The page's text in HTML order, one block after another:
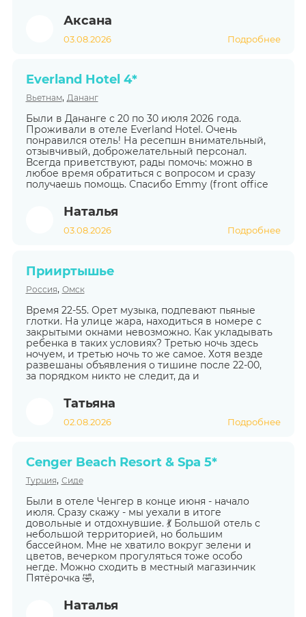
Аксана
03.08.2026 Подробнее
Everland Hotel 4*
Вьетнам, Дананг
Были в Дананге с 20 по 30 июля 2026 года.
Проживали в отеле Everland Hotel. Очень
понравился отель! На ресепшн внимательный,
отзывчивый, доброжелательный персонал.
Всегда приветствуют, рады помочь: можно в
любое время обратиться с вопросом и сразу
получаешь помощь. Спасибо Emmy (front office
Наталья
03.08.2026 Подробнее
Прииртышье
Россия, Омск
Время 22-55. Орет музыка, подпевают пьяные
глотки. На улице жара, находиться в номере с
закрытыми окнами невозможно. Как укладывать
ребенка в таких условиях? Третью ночь здесь
ночуем, и третью ночь то же самое. Хотя везде
развешаны объявления о тишине после 22-00,
за порядком никто не следит, да и
Татьяна
02.08.2026 Подробнее
Cenger Beach Resort & Spa 5*
Турция, Сиде
Были в отеле Ченгер в конце июня - начало
июля. Сразу скажу - мы уехали в итоге
довольные и отдохнувшие. 💃 Большой отель с
небольшой территорией, но большим
бассейном. Мне не хватило вокруг зелени и
цветов, вечерком прогуляться тоже особо
негде. Можно сходить в местный магазинчик
Пятёрочка 🤣,
Наталья